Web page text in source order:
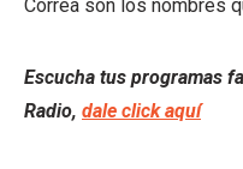
Correa son los nombres
Escucha tus programas
Radio, dale click aquí